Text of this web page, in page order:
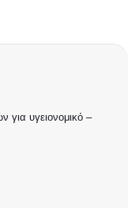
υγειονομικό –